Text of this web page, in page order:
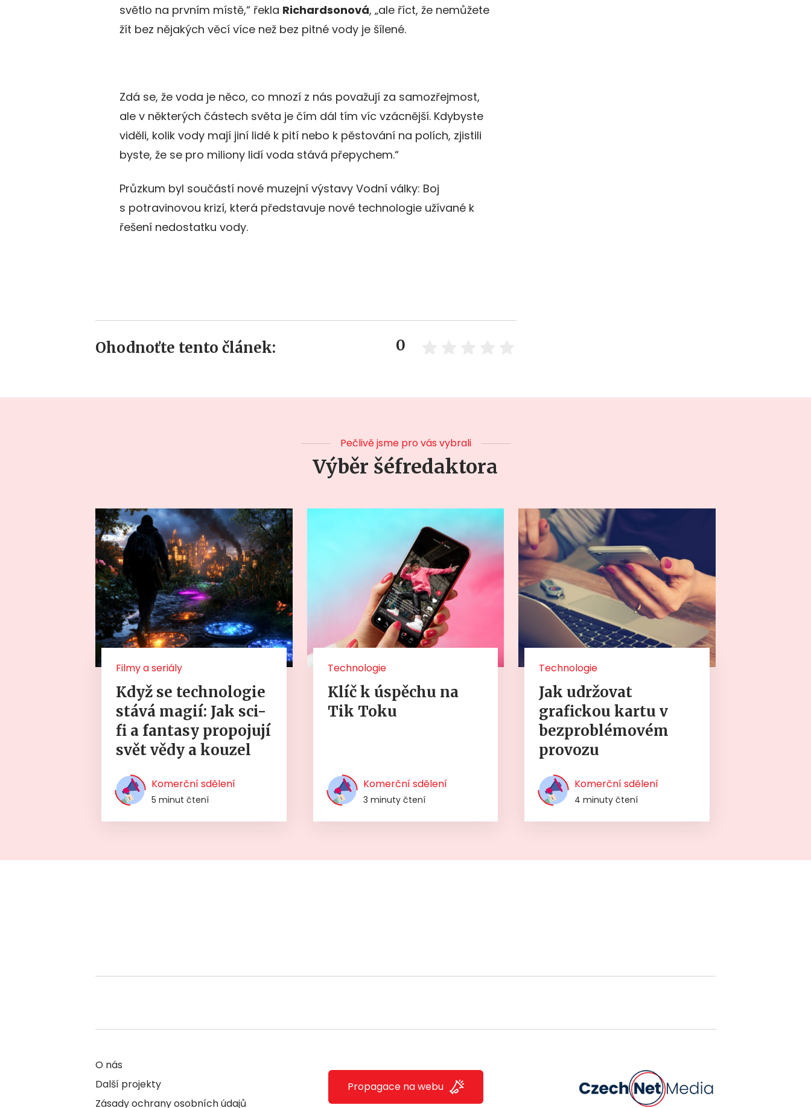
světlo na prvním místě,“ řekla Richardsonová, „ale říct, že nemůžete
žít bez nějakých věcí více než bez pitné vody je šílené.
Zdá se, že voda je něco, co mnozí z nás považují za samozřejmost,
ale v některých částech světa je čím dál tím víc vzácnější. Kdybyste
viděli, kolik vody mají jiní lidé k pití nebo k pěstování na polích, zjistili
byste, že se pro miliony lidí voda stává přepychem.“
Průzkum byl součástí nové muzejní výstavy Vodní války: Boj
s potravinovou krizí, která představuje nové technologie užívané k
řešení nedostatku vody.
Ohodnoťte tento článek: 0
Pečlivě jsme pro vás vybrali
Výběr šéfredaktora
Filmy a seriály
Když se technologie
stává magií: Jak sci-
fi a fantasy propojují
svět vědy a kouzel
Komerční sdělení
5 minut čtení
Technologie
Klíč k úspěchu na
Tik Toku
Komerční sdělení
3 minuty čtení
Technologie
Jak udržovat
grafickou kartu v
bezproblémovém
provozu
Komerční sdělení
4 minuty čtení
O nás
Další projekty
Zásady ochrany osobních údajů
Propagace na webu